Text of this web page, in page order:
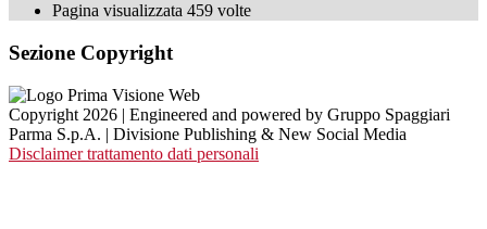
Pagina visualizzata 459 volte
Sezione Copyright
Copyright 2026 | Engineered and powered by Gruppo Spaggiari
Parma S.p.A. | Divisione Publishing & New Social Media
Disclaimer trattamento dati personali